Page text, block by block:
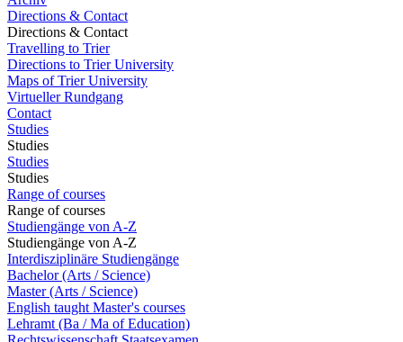
Directions & Contact
Directions & Contact
Travelling to Trier
Directions to Trier University
Maps of Trier University
Virtueller Rundgang
Contact
Studies
Studies
Studies
Studies
Range of courses
Range of courses
Studiengänge von A-Z
Studiengänge von A-Z
Interdisziplinäre Studiengänge
Bachelor (Arts / Science)
Master (Arts / Science)
English taught Master's courses
Lehramt (Ba / Ma of Education)